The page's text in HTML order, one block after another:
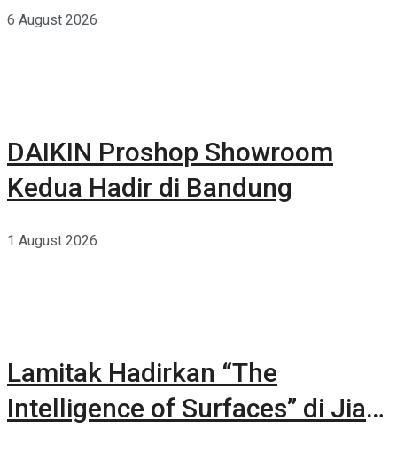
6 August 2026
DAIKIN Proshop Showroom
Kedua Hadir di Bandung
1 August 2026
Lamitak Hadirkan “The
Intelligence of Surfaces” di Jia